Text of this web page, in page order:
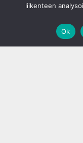
liikenteen
Ok